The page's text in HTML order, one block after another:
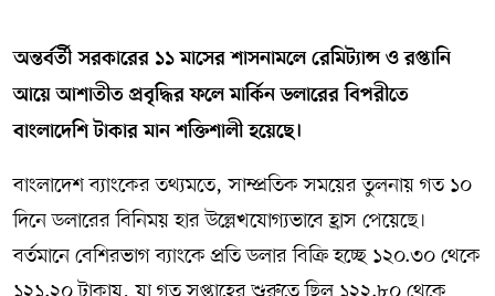
অন্তর্বর্তী সরকারের ১১ মাসের শাসনামলে রেমিট্যান্স ও রপ্তানি
আয়ে আশাতীত প্রবৃদ্ধির ফলে মার্কিন ডলারের বিপরীতে
বাংলাদেশি টাকার মান শক্তিশালী হয়েছে।
বাংলাদেশ ব্যাংকের তথ্যমতে, সাম্প্রতিক সময়ের তুলনায় গত ১০
দিনে ডলারের বিনিময় হার উল্লেখযোগ্যভাবে হ্রাস পেয়েছে।
বর্তমানে বেশিরভাগ ব্যাংকে প্রতি ডলার বিক্রি হচ্ছে ১২০.৩০ থেকে
সম্পাদকীয় কলাম
ABOUT US